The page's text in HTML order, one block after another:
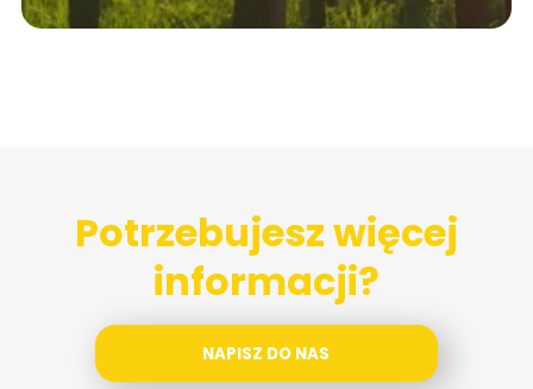
Potrzebujesz więcej
informacji?
NAPISZ DO NAS